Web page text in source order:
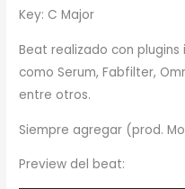
Key: C Major
Beat realizado con
como Serum, Fabfilter,
entre otros.
Siempre agregar (prod.
Preview del beat: